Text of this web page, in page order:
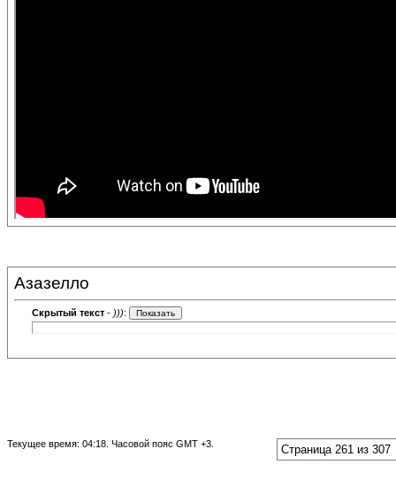
Азазелло
Скрытый текст - ))):
Текущее время: 04:18 . Часовой пояс GMT +3. Страница 261 из 307